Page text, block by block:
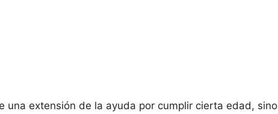
una extensión de la ayuda por cumplir cierta edad, sino